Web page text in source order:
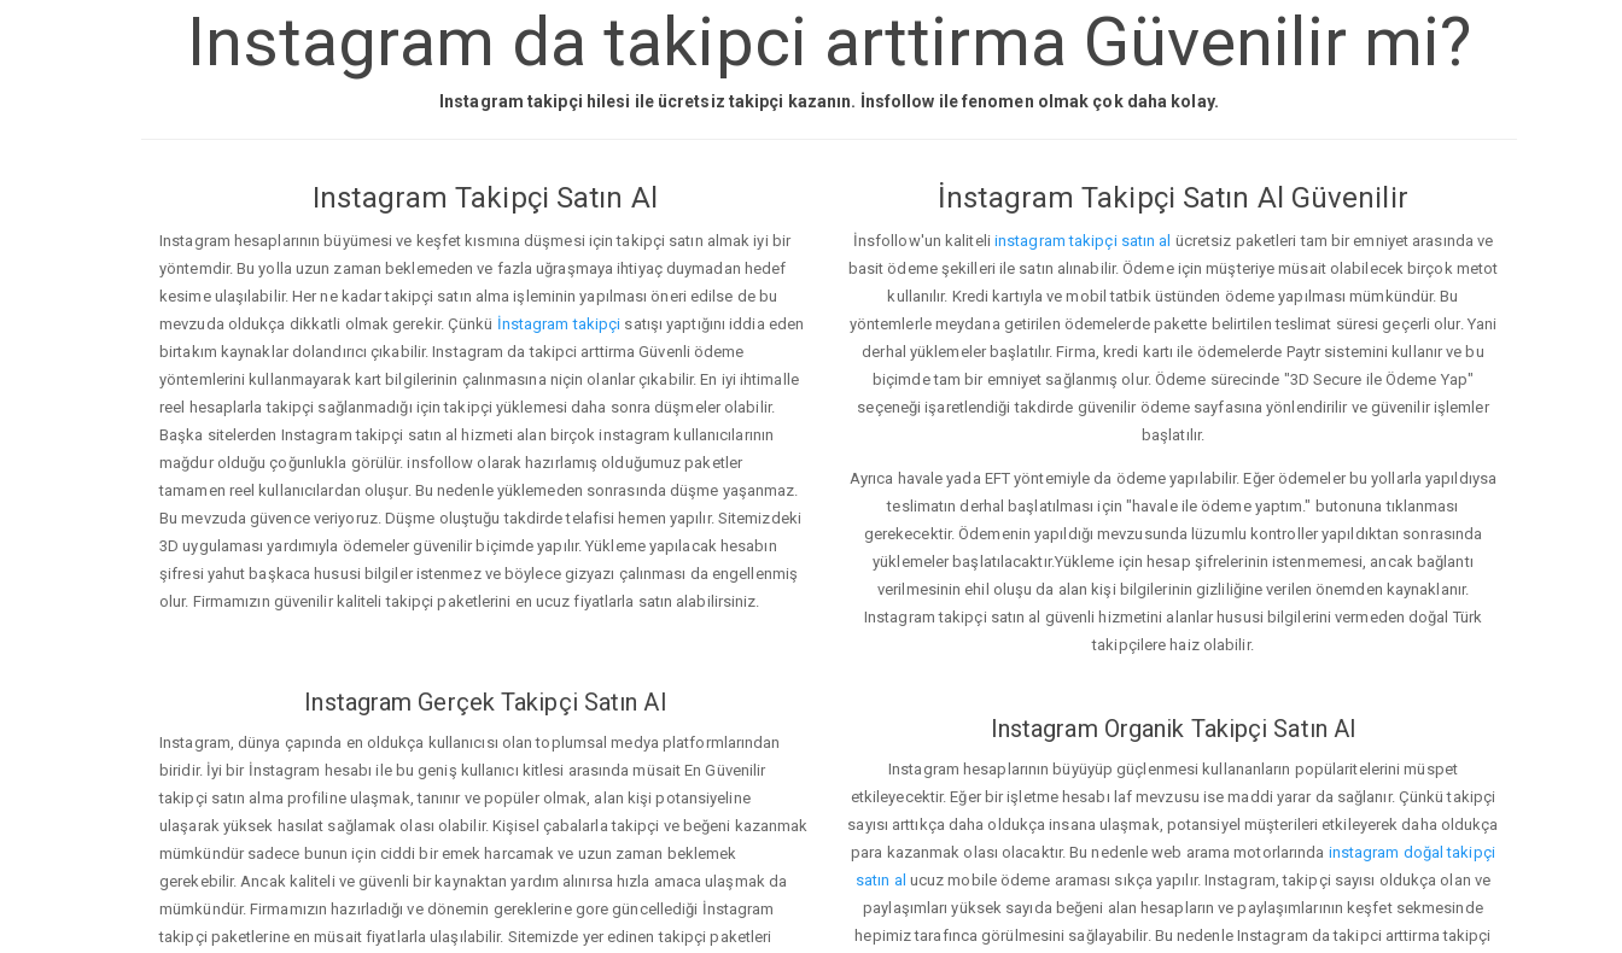
Instagram da takipci arttirma Güvenilir mi?
Instagram takipçi hilesi ile ücretsiz takipçi kazanın. İnsfollow ile fenomen olmak çok daha kolay.
Instagram Takipçi Satın Al
Instagram hesaplarının büyümesi ve keşfet kısmına düşmesi için takipçi satın almak iyi bir
yöntemdir. Bu yolla uzun zaman beklemeden ve fazla uğraşmaya ihtiyaç duymadan hedef
kesime ulaşılabilir. Her ne kadar takipçi satın alma işleminin yapılması öneri edilse de bu
mevzuda oldukça dikkatli olmak gerekir. Çünkü İnstagram takipçi satışı yaptığını iddia eden
birtakım kaynaklar dolandırıcı çıkabilir. Instagram da takipci arttirma Güvenli ödeme
yöntemlerini kullanmayarak kart bilgilerinin çalınmasına niçin olanlar çıkabilir. En iyi ihtimalle
reel hesaplarla takipçi sağlanmadığı için takipçi yüklemesi daha sonra düşmeler olabilir.
Başka sitelerden Instagram takipçi satın al hizmeti alan birçok instagram kullanıcılarının
mağdur olduğu çoğunlukla görülür. insfollow olarak hazırlamış olduğumuz paketler
tamamen reel kullanıcılardan oluşur. Bu nedenle yüklemeden sonrasında düşme yaşanmaz.
Bu mevzuda güvence veriyoruz. Düşme oluştuğu takdirde telafisi hemen yapılır. Sitemizdeki
3D uygulaması yardımıyla ödemeler güvenilir biçimde yapılır. Yükleme yapılacak hesabın
şifresi yahut başkaca hususi bilgiler istenmez ve böylece gizyazı çalınması da engellenmiş
olur. Firmamızın güvenilir kaliteli takipçi paketlerini en ucuz fiyatlarla satın alabilirsiniz.
İnstagram Takipçi Satın Al Güvenilir
İnsfollow'un kaliteli instagram takipçi satın al ücretsiz paketleri tam bir emniyet arasında ve
basit ödeme şekilleri ile satın alınabilir. Ödeme için müşteriye müsait olabilecek birçok metot
kullanılır. Kredi kartıyla ve mobil tatbik üstünden ödeme yapılması mümkündür. Bu
yöntemlerle meydana getirilen ödemelerde pakette belirtilen teslimat süresi geçerli olur. Yani
derhal yüklemeler başlatılır. Firma, kredi kartı ile ödemelerde Paytr sistemini kullanır ve bu
biçimde tam bir emniyet sağlanmış olur. Ödeme sürecinde "3D Secure ile Ödeme Yap"
seçeneği işaretlendiği takdirde güvenilir ödeme sayfasına yönlendirilir ve güvenilir işlemler
başlatılır.
Ayrıca havale yada EFT yöntemiyle da ödeme yapılabilir. Eğer ödemeler bu yollarla yapıldıysa
teslimatın derhal başlatılması için "havale ile ödeme yaptım." butonuna tıklanması
gerekecektir. Ödemenin yapıldığı mevzusunda lüzumlu kontroller yapıldıktan sonrasında
yüklemeler başlatılacaktır.Yükleme için hesap şifrelerinin istenmemesi, ancak bağlantı
verilmesinin ehil oluşu da alan kişi bilgilerinin gizliliğine verilen önemden kaynaklanır.
Instagram takipçi satın al güvenli hizmetini alanlar hususi bilgilerini vermeden doğal Türk
takipçilere haiz olabilir.
Instagram Gerçek Takipçi Satın Al
Instagram, dünya çapında en oldukça kullanıcısı olan toplumsal medya platformlarından
biridir. İyi bir İnstagram hesabı ile bu geniş kullanıcı kitlesi arasında müsait En Güvenilir
takipçi satın alma profiline ulaşmak, tanınır ve popüler olmak, alan kişi potansiyeline
ulaşarak yüksek hasılat sağlamak olası olabilir. Kişisel çabalarla takipçi ve beğeni kazanmak
mümkündür sadece bunun için ciddi bir emek harcamak ve uzun zaman beklemek
gerekebilir. Ancak kaliteli ve güvenli bir kaynaktan yardım alınırsa hızla amaca ulaşmak da
mümkündür. Firmamızın hazırladığı ve dönemin gereklerine gore güncellediği İnstagram
takipçi paketlerine en müsait fiyatlarla ulaşılabilir. Sitemizde yer edinen takipçi paketleri
Instagram Organik Takipçi Satın Al
Instagram hesaplarının büyüyüp güçlenmesi kullananların popülaritelerini müspet
etkileyecektir. Eğer bir işletme hesabı laf mevzusu ise maddi yarar da sağlanır. Çünkü takipçi
sayısı arttıkça daha oldukça insana ulaşmak, potansiyel müşterileri etkileyerek daha oldukça
para kazanmak olası olacaktır. Bu nedenle web arama motorlarında instagram doğal takipçi
satın al ucuz mobile ödeme araması sıkça yapılır. Instagram, takipçi sayısı oldukça olan ve
paylaşımları yüksek sayıda beğeni alan hesapların ve paylaşımlarının keşfet sekmesinde
hepimiz tarafınca görülmesini sağlayabilir. Bu nedenle Instagram da takipci arttirma takipçi